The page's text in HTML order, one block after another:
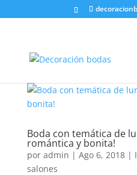
Boda con temática de
romántica y bonita!
por admin | Ago 6, 2018|
salones